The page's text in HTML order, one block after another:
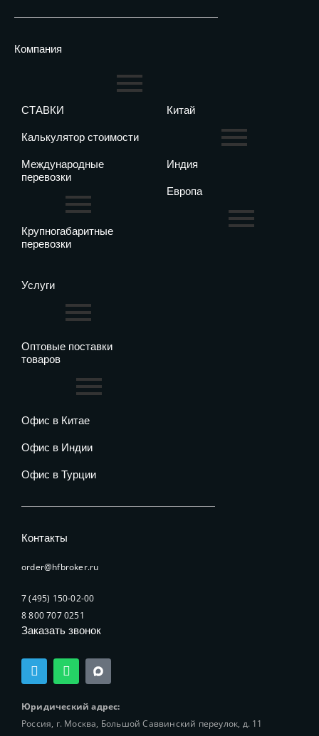
Компания
СТАВКИ
Калькулятор стоимости
Международные
перевозки
Крупногабаритные
перевозки
Китай
Индия
Европа
Услуги
Оптовые поставки
товаров
Офис в Китае
Офис в Индии
Офис в Турции
Контакты
order@hfbroker.ru
7 (495) 150-02-00
8 800 707 0251
Заказать звонок
T
e
e
r
W
h
t
a
Юридический адрес:
Россия, г. Москва, Большой Саввинский переулок, д. 11